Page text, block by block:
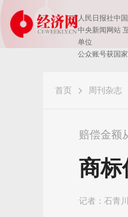
人民日报社中
中央新闻网站
单位
公众账号获国
首页 周刊杂志
赔偿金额
商标
记者： 石青川